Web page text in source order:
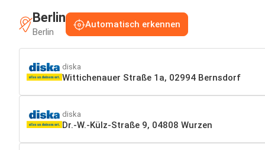
Berlin
Berlin
Automatisch erkennen
diska
Wittichenauer Straße 1a, 02994 Bernsdorf
diska
Dr.-W.-Külz-Straße 9, 04808 Wurzen